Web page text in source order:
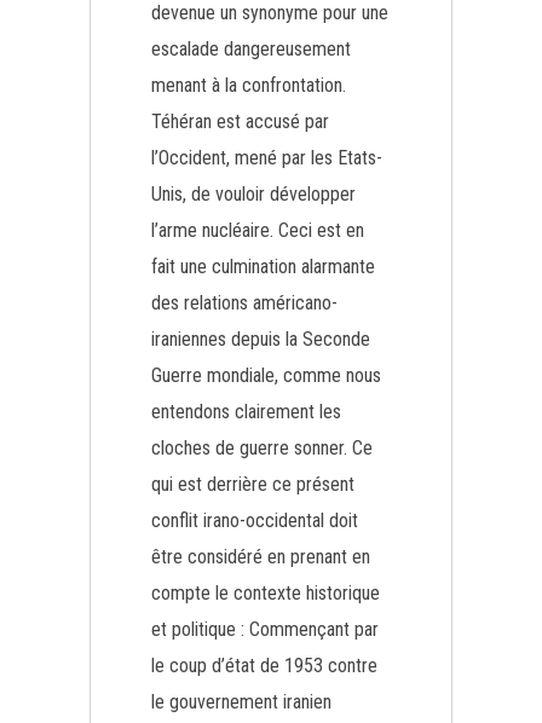
devenue un synonyme pour une
escalade dangereusement
menant à la confrontation.
Téhéran est accusé par
l’Occident, mené par les Etats-
Unis, de vouloir développer
l’arme nucléaire. Ceci est en
fait une culmination alarmante
des relations américano-
iraniennes depuis la Seconde
Guerre mondiale, comme nous
entendons clairement les
cloches de guerre sonner. Ce
qui est derrière ce présent
conflit irano-occidental doit
être considéré en prenant en
compte le contexte historique
et politique : Commençant par
le coup d’état de 1953 contre
le gouvernement iranien